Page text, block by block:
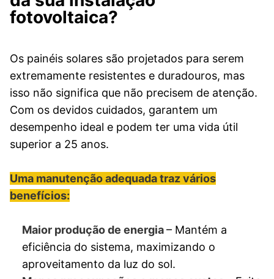
fotovoltaica?
Os painéis solares são projetados para serem
extremamente resistentes e duradouros, mas
isso não significa que não precisem de atenção.
Com os devidos cuidados, garantem um
desempenho ideal e podem ter uma vida útil
superior a 25 anos.
Uma manutenção adequada traz vários
benefícios:
Maior produção de energia– Mantém a
eficiência do sistema, maximizando o
aproveitamento da luz do sol.